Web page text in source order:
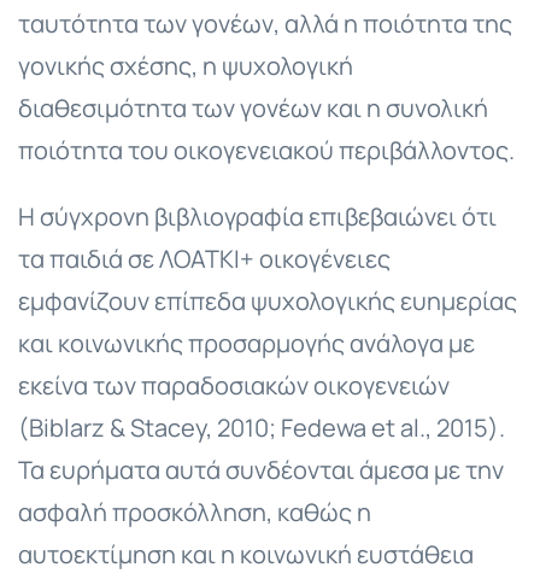
ταυτότητα των γονέων, αλλά η ποιότητα της
γονικής σχέσης, η ψυχολογική
διαθεσιμότητα των γονέων και η συνολική
ποιότητα του οικογενειακού περιβάλλοντος.
Η σύγχρονη βιβλιογραφία επιβεβαιώνει ότι
τα παιδιά σε ΛΟΑΤΚΙ+ οικογένειες
εμφανίζουν επίπεδα ψυχολογικής ευημερίας
και κοινωνικής προσαρμογής ανάλογα με
εκείνα των παραδοσιακών οικογενειών
(Biblarz & Stacey, 2010; Fedewa et al., 2015).
Τα ευρήματα αυτά συνδέονται άμεσα με την
ασφαλή προσκόλληση, καθώς η
αυτοεκτίμηση και η κοινωνική ευστάθεια